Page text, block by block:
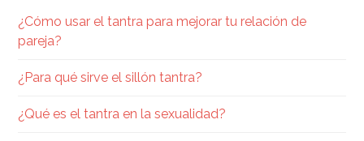
¿Cómo usar el tantra para mejorar tu relación de
pareja?
¿Para qué sirve el sillón tantra?
¿Qué es el tantra en la sexualidad​?